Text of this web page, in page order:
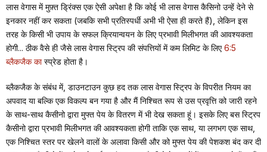
लास वेगास में मुफ़्त ड्रिंक्स एक ऐसी अपेक्षा है कि कोई भी लास वेगास कैसिनो उन्हें देने से
इनकार नहीं कर सकता (जबकि सभी प्रतिस्पर्धी अभी भी ऐसा ही करते हैं), लेकिन इस
तरह के किसी भी उपाय के सफल क्रियान्वयन के लिए प्रभावी मिलीभगत की आवश्यकता
होगी... ठीक वैसे ही जैसे लास वेगास स्ट्रिप की संपत्तियों में कम लिमिट के लिए6:5
ब्लैकजैक कास्प्रेड होता है।
ब्लैकजैक के संबंध में, डाउनटाउन कुछ हद तक लास वेगास स्ट्रिप के विपरीत नियम का
अपवाद या बल्कि एक विकल्प बन गया है और मैं निश्चित रूप से उस प्रवृत्ति को जारी रहने
के साथ-साथ कैसीनो द्वारा मुफ्त पेय के वितरण में भी देख सकता हूं। इसके लिए बस स्ट्रिप
कैसीनो द्वारा प्रभावी मिलीभगत की आवश्यकता होगी ताकि एक साथ, या लगभग एक साथ,
एक निश्चित स्तर पर खेलने वालों के अलावा किसी और को मुफ्त पेय की पेशकश बंद कर दी